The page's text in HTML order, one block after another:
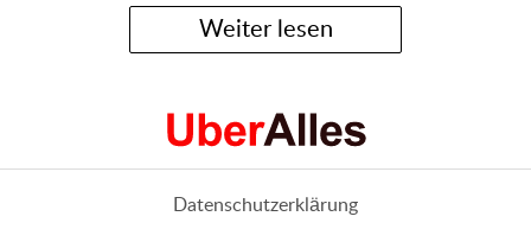
Weiter lesen
Datenschutzerklärung